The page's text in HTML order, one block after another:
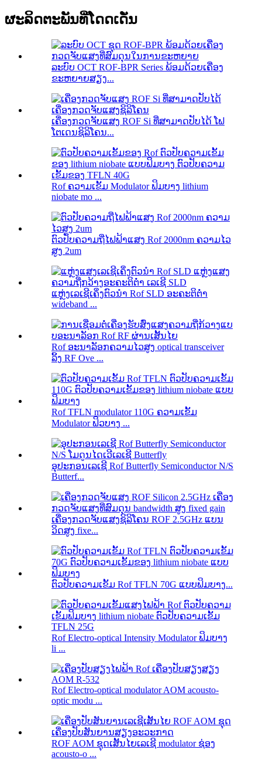
ຜະລິດຕະພັນທີ່ໂດດເດັ່ນ
ລະບົບ OCT ROF-BPR Series ພ້ອມດ້ວຍເຄື່ອງ
ຂະຫຍາຍສຽງ...
ເຄື່ອງກວດຈັບແສງ ROF Si ທີ່ສາມາດປັບໄດ້ ໂຟ
ໂຕເດນຊິລິໂຄນ...
Rof ຄວາມເຂັ້ມ Modulator ຟິມບາງ lithium
niobate mo ...
ຕົວປັບຄວາມຖີ່ໄຟຟ້າແສງ Rof 2000nm ຄວາມໄວ
ສູງ 2um
ແຫຼ່ງເລເຊີເຄິ່ງຕົວນຳ Rof SLD ອະຄະຕິຕ່ຳ
wideband ...
Rof ອະນາລັອກຄວາມໄວສູງ optical transceiver
ລິ້ງ RF Ove ...
Rof TFLN modulator 110G ຄວາມເຂັ້ມ
Modulator ຟິວບາງ ...
ອຸປະກອນເລເຊີ Rof Butterfly Semiconductor N/S
Butterf...
ເຄື່ອງກວດຈັບແສງຊິລິໂຄນ ROF 2.5GHz ແບນ
ວິດສູງ fixe...
ຕົວປັບຄວາມເຂັ້ມ Rof TFLN 70G ແບບຟິມບາງ...
Rof Electro-optical Intensity Modulator ຟິມບາງ
li ...
Rof Electro-optical modulator AOM acousto-
optic modu ...
ROF AOM ຊຸດເສັ້ນໄຍເລເຊີ modulator ຊ່ອງ
acousto-o ...